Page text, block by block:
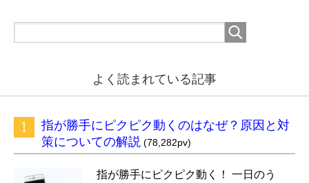
よく読まれている記事
指が勝手にピクピク動くのはなぜ？原因と対
策についての解説 (78,282pv)
指が勝手にピクピク動く！ 一日のう